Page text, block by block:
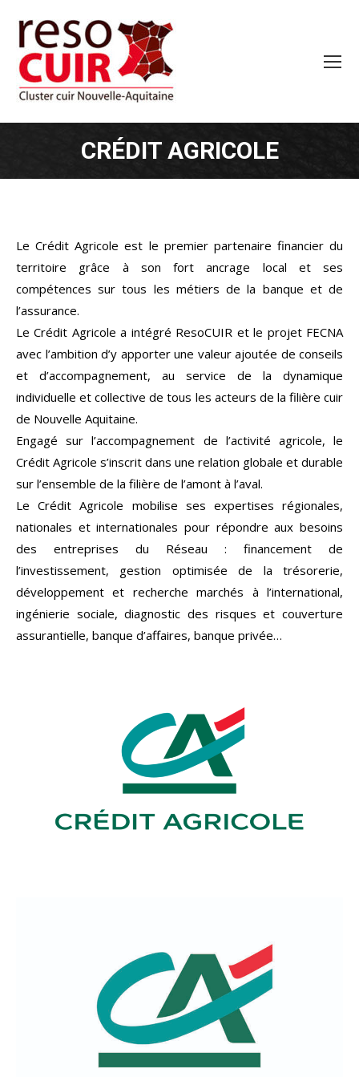
CRÉDIT AGRICOLE
Le Crédit Agricole est le premier partenaire financier du
territoire grâce à son fort ancrage local et ses
compétences sur tous les métiers de la banque et de
l’assurance.
Le Crédit Agricole a intégré ResoCUIR et le projet FECNA
avec l’ambition d’y apporter une valeur ajoutée de conseils
et d’accompagnement, au service de la dynamique
individuelle et collective de tous les acteurs de la filière cuir
de Nouvelle Aquitaine.
Engagé sur l’accompagnement de l’activité agricole, le
Crédit Agricole s’inscrit dans une relation globale et durable
sur l’ensemble de la filière de l’amont à l’aval.
Le Crédit Agricole mobilise ses expertises régionales,
nationales et internationales pour répondre aux besoins
des entreprises du Réseau : financement de
l’investissement, gestion optimisée de la trésorerie,
développement et recherche marchés à l’international,
ingénierie sociale, diagnostic des risques et couverture
assurantielle, banque d’affaires, banque privée…